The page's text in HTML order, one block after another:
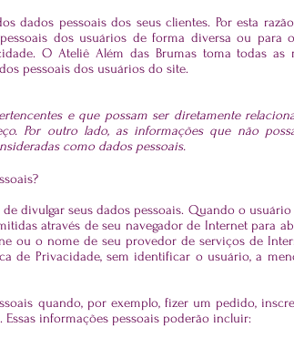
dados pessoais dos seus clientes. Por esta
dos usuários de forma diversa ou para
O Ateliê Além das Brumas toma todas as
pessoais dos usuários do site.
e que possam ser diretamente
Por outro lado, as informações que não
como dados pessoais.
divulgar seus dados pessoais. Quando o
através de seu navegador de Internet para
ou o nome de seu provedor de serviços de
de Privacidade, sem identificar o usuário, a
quando, por exemplo, fizer um pedido,
informações pessoais poderão incluir: